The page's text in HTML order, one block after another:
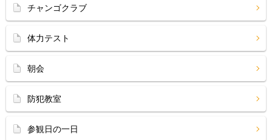
チャンゴクラブ
体力テスト
朝会
防犯教室
参観日の一日